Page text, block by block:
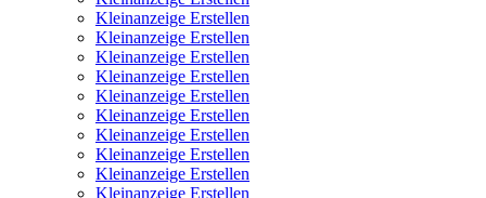
Kleinanzeige Erstellen
Kleinanzeige Erstellen
Kleinanzeige Erstellen
Kleinanzeige Erstellen
Kleinanzeige Erstellen
Kleinanzeige Erstellen
Kleinanzeige Erstellen
Kleinanzeige Erstellen
Kleinanzeige Erstellen
Kleinanzeige Erstellen